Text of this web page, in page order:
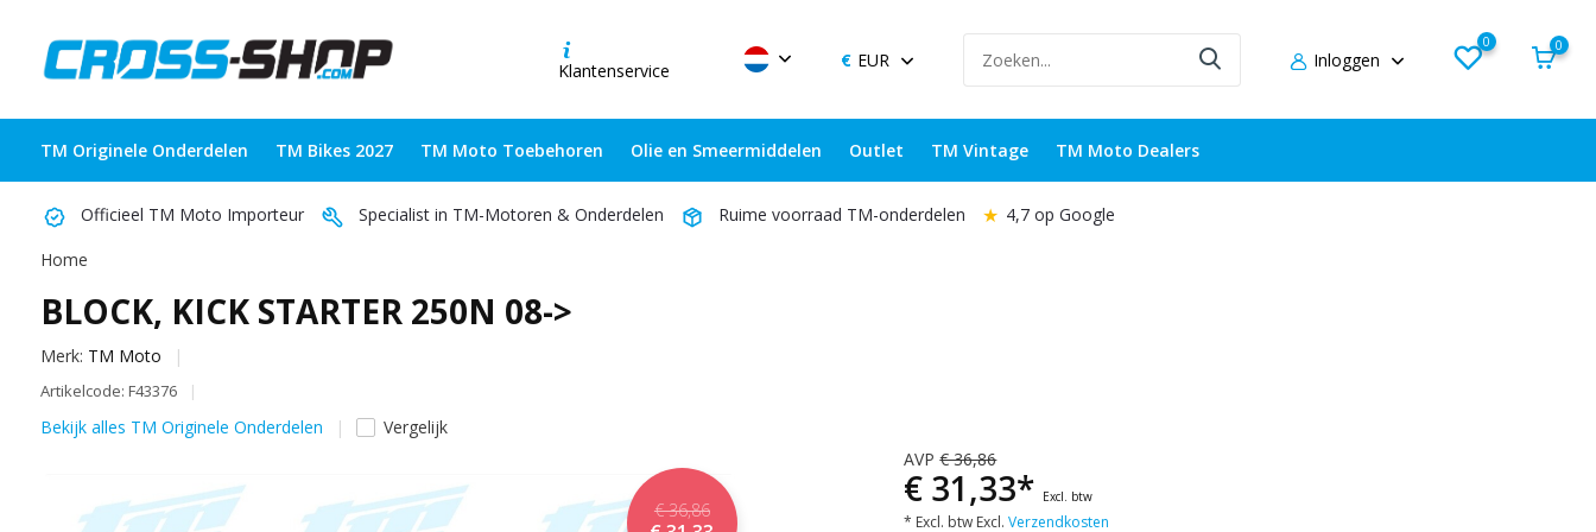
Klantenservice EUR Inloggen
0 0
TM Originele Onderdelen TM Bikes 2027 TM Moto Toebehoren Olie en Smeermiddelen Outlet TM Vintage TM Moto Dealers
Officieel TM Moto Importeur Specialist in TM-Motoren & Onderdelen Ruime voorraad TM-onderdelen ★ 4,7 op Google
Home
BLOCK, KICK STARTER 250N 08->
Merk: TM Moto
Artikelcode: F43376
Bekijk alles TM Originele Onderdelen Vergelijk
€ 36,86
AVP€ 36,86
€ 31,33* Excl. btw
* Excl. btw Excl.Verzendkosten